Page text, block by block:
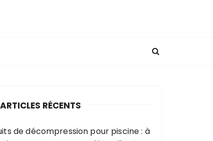
ARTICLES RÉCENTS
de décompression pour piscine : à